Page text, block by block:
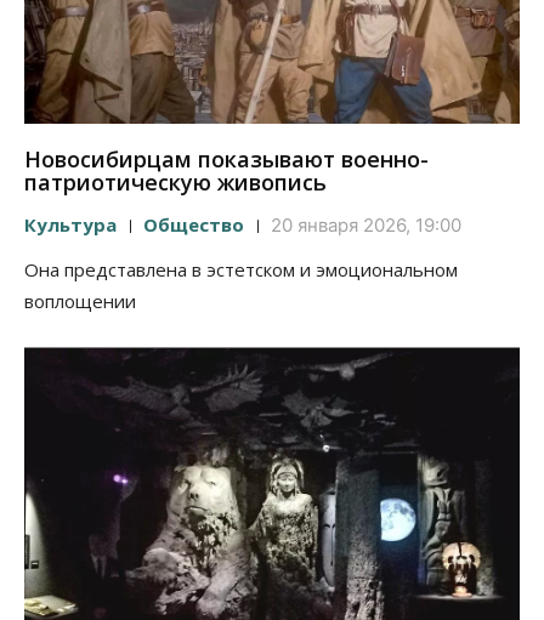
Новосибирцам показывают военно-
патриотическую живопись
Культура Общество 20 января 2026, 19:00
Она представлена в эстетском и эмоциональном
воплощении